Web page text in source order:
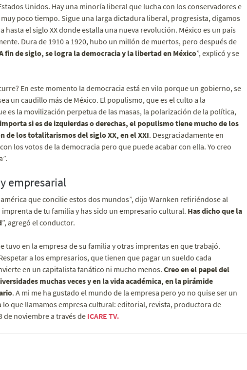
Unidos. Hay una minoría liberal que lucha con los conservadores e
poco tiempo. Sigue una larga dictadura liberal, progresista, digamos
hasta el siglo XX donde estalla una nueva revolución. México es un país
Dura de 1910 a 1920, hubo un millón de muertos, pero después de
fin de siglo, se logra la democracia y la libertad en México”, explicó y se
En este momento la democracia está en vilo porque un gobierno, se
un caudillo más de México. El populismo, que es el culto a la
es la movilización perpetua de las masas, la polarización de la política,
si es de izquierdas o derechas, el populismo tiene mucho de los
de los totalitarismos del siglo XX, en el XXI. Desgraciadamente en
los votos de la democracia pero que puede acabar con ella. Yo creo
empresarial
que concilie estos dos mundos”, dijo Warnken refiriéndose al
de tu familia y has sido un empresario cultural. Has dicho que la
”, agregó el conductor.
tuvo en la empresa de su familia y otras imprentas en que trabajó.
a los empresarios, que tienen que pagar un sueldo cada
en un capitalista fanático ni mucho menos.Creo en el papel del
muchas veces y en la vida académica, en la pirámide
. A mi me ha gustado el mundo de la empresa pero yo no quise ser un
que llamamos empresa cultural: editorial, revista, productora de
noviembre a través deICARE TV.